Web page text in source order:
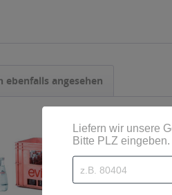
ebenfalls angesehen